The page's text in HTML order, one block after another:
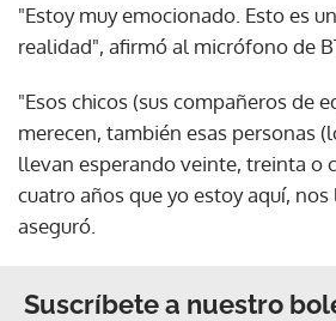
"Estoy muy emocionado. Esto es
realidad", afirmó al micrófono de
"Esos chicos (sus compañeros de
merecen, también esas personas
llevan esperando veinte, treinta o
cuatro años que yo estoy aquí,
aseguró.
Suscríbete a nuestro